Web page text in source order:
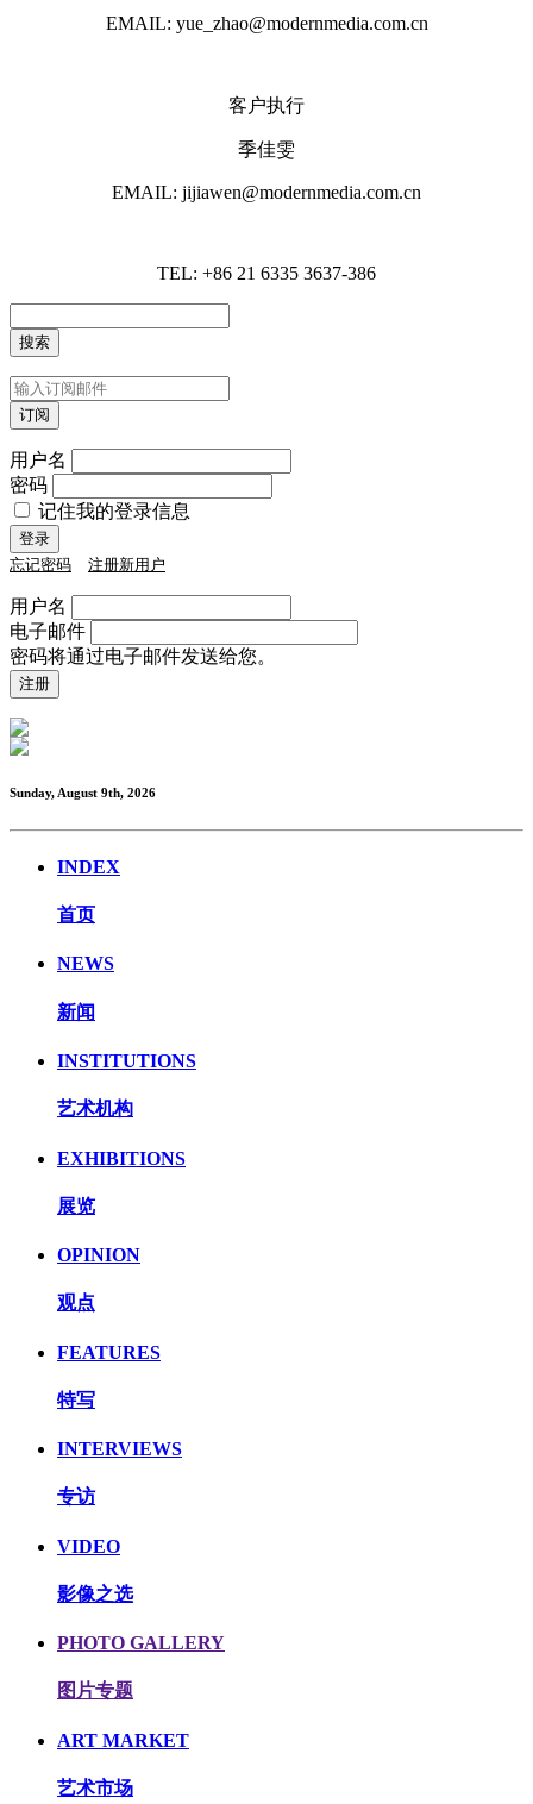
EMAIL: yue_zhao@modernmedia.com.cn
客户执行
季佳雯
EMAIL: jijiawen@modernmedia.com.cn
TEL: +86 21 6335 3637-386
用户名
密码
记住我的登录信息
忘记密码 注册新用户
用户名
电子邮件
密码将通过电子邮件发送给您。
Sunday, August 9th, 2026
INDEX
首页
NEWS
新闻
INSTITUTIONS
艺术机构
EXHIBITIONS
展览
OPINION
观点
FEATURES
特写
INTERVIEWS
专访
VIDEO
影像之选
PHOTO GALLERY
图片专题
ART MARKET
艺术市场